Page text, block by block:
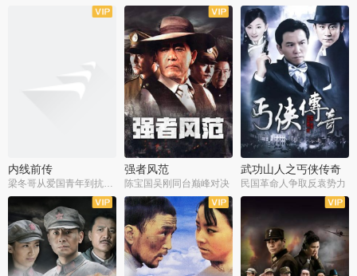
内线前传
全30集
强者风范
陈宝国吴刚同台巅峰对决
全30集
武功山人之丐侠传奇
民国革命人争取反袁势力
全38集
全9集 全35集